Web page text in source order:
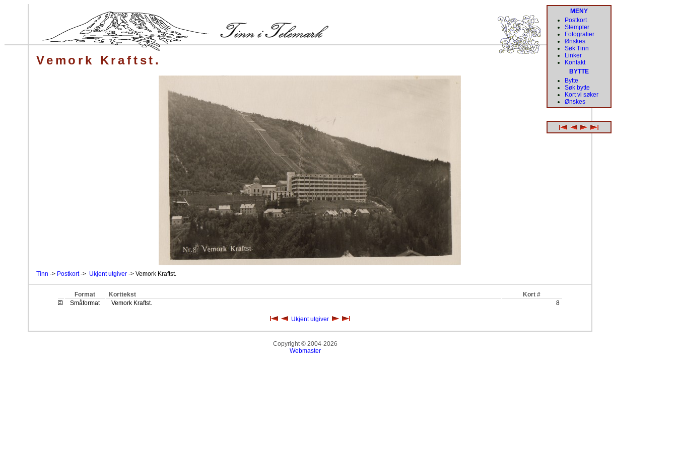
Vemork Kraftst.
Tinn -> Postkort-> Ukjent utgiver -> Vemork Kraftst.
Format Korttekst
Kort #
Småformat
Vemork Kraftst. 8
Ukjent utgiver
MENY
Postkort
Stempler
Fotografier
Ønskes
Søk Tinn
Linker
Kontakt
BYTTE
Bytte
Søk bytte
Kort vi søker
Ønskes
Copyright © 2004-2026
Webmaster